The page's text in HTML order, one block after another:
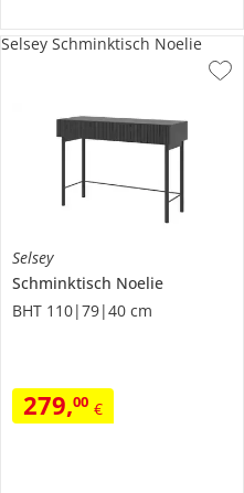
Selsey
Schminktisch Noelie
BHT 110|79|40 cm
279,00 €
Selsey Schminktisch Noelie